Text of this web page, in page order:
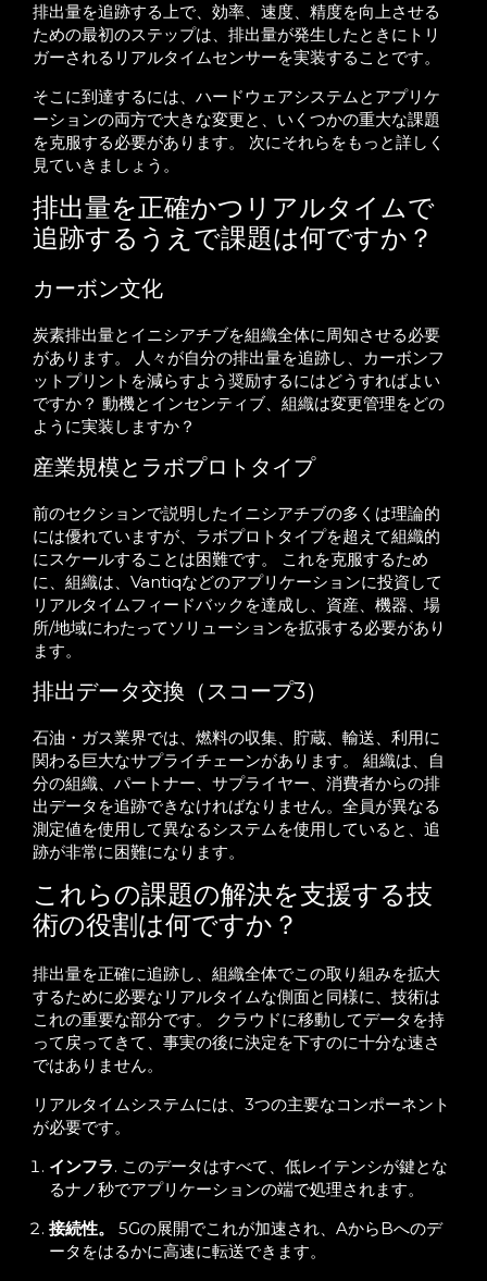
排出量を追跡する上で、効率、速度、精度を向上させる
ための最初のステップは、排出量が発生したときにトリ
ガーされるリアルタイムセンサーを実装することです。
そこに到達するには、ハードウェアシステムとアプリケ
ーションの両方で大きな変更と、いくつかの重大な課題
を克服する必要があります。 次にそれらをもっと詳しく
見ていきましょう。
排出量を正確かつリアルタイムで
追跡するうえで課題は何ですか？
カーボン文化
炭素排出量とイニシアチブを組織全体に周知させる必要
があります。 人々が自分の排出量を追跡し、カーボンフ
ットプリントを減らすよう奨励するにはどうすればよい
ですか？ 動機とインセンティブ、組織は変更管理をどの
ように実装しますか？
産業規模とラボプロトタイプ
前のセクションで説明したイニシアチブの多くは理論的
には優れていますが、ラボプロトタイプを超えて組織的
にスケールすることは困難です。 これを克服するため
に、組織は、Vantiqなどのアプリケーションに投資して
リアルタイムフィードバックを達成し、資産、機器、場
所/地域にわたってソリューションを拡張する必要があり
ます。
排出データ交換（スコープ3）
石油・ガス業界では、燃料の収集、貯蔵、輸送、利用に
関わる巨大なサプライチェーンがあります。 組織は、自
分の組織、パートナー、サプライヤー、消費者からの排
出データを追跡できなければなりません。全員が異なる
測定値を使用して異なるシステムを使用していると、追
跡が非常に困難になります。
これらの課題の解決を支援する技
術の役割は何ですか？
排出量を正確に追跡し、組織全体でこの取り組みを拡大
するために必要なリアルタイムな側面と同様に、技術は
これの重要な部分です。 クラウドに移動してデータを持
って戻ってきて、事実の後に決定を下すのに十分な速さ
ではありません。
リアルタイムシステムには、3つの主要なコンポーネント
が必要です。
インフラ. このデータはすべて、低レイテンシが鍵とな
るナノ秒でアプリケーションの端で処理されます。
接続性。 5Gの展開でこれが加速され、AからBへのデ
ータをはるかに高速に転送できます。